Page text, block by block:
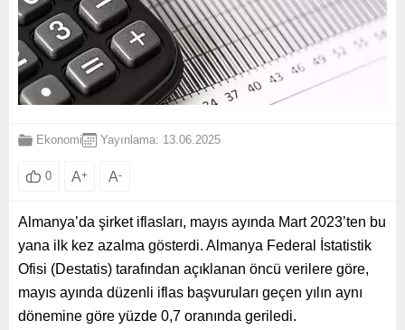
Ekonomi Yayınlama: 13.06.2025
0 A+ A-
Almanya’da şirket iflasları, mayıs ayında Mart 2023’ten bu
yana ilk kez azalma gösterdi. Almanya Federal İstatistik
Ofisi (Destatis) tarafından açıklanan öncü verilere göre,
mayıs ayında düzenli iflas başvuruları geçen yılın aynı
dönemine göre yüzde 0,7 oranında geriledi.